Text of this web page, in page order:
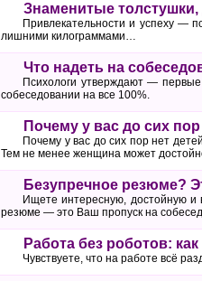
Знаменитые
Привлекательности и успеху —
лишними килограммами…
Что надеть на
Психологи утверждают —
собеседовании на все 100%.
Почему у вас до сих
Почему у вас до сих пор нет
Тем не менее женщина может
Безупречное резюме?
Ищете интересную, достойную
резюме — это Ваш пропуск на
Работа без роботов:
Чувствуете, что на работе всё